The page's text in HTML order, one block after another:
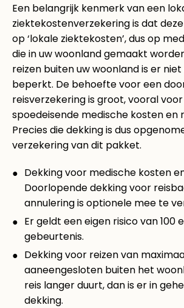
Een belangrijk kenmerk van een
ziektekostenverzekering is dat
op ‘lokale ziektekosten’, dus op
die in uw woonland gemaakt
reizen buiten uw woonland is er
beperkt. De behoefte voor een
reisverzekering is groot, vooral
spoedeisende medische kosten en
Precies die dekking is dus
verzekering van dit pakket.
Dekking voor medische kosten en
Doorlopende dekking voor
annulering is optionele mee te
Er geldt een eigen risico van 100
gebeurtenis.
Dekking voor reizen van
aaneengesloten buiten het
reis langer duurt, dan is er in
dekking.